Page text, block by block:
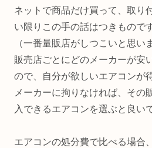
ネットで商品だけ買って、取り
い限りこの手の話はつきものです
（一番量販店がしつこいと思い
販売店ごとにどのメーカーが安
ので、自分が欲しいエアコンが
メーカーに拘りなければ、その
入できるエアコンを選ぶと良い
エアコンの処分費で比べる場合